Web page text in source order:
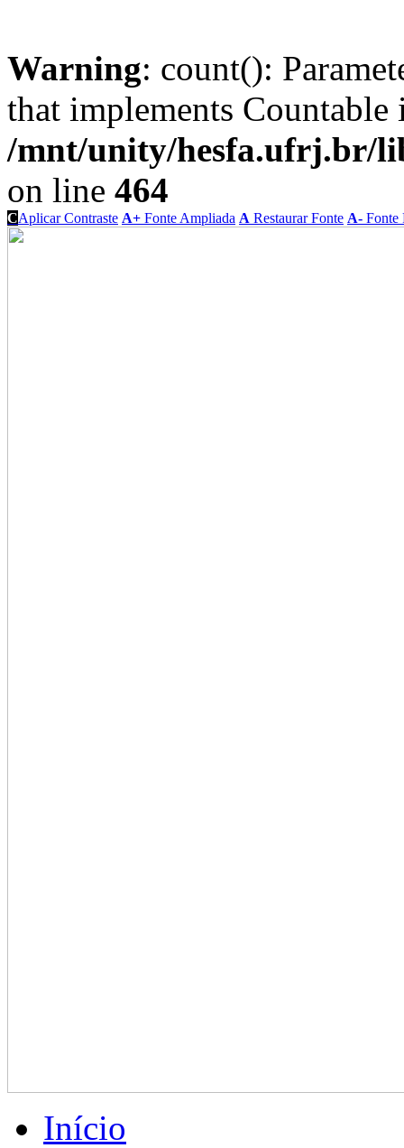
Warning: count():
that implements Countable
/mnt/unity/hesfa.ufrj.br/
on line 464
CAplicar Contraste A+ Fonte Ampliada A Restaurar Fonte A- Fonte
Início